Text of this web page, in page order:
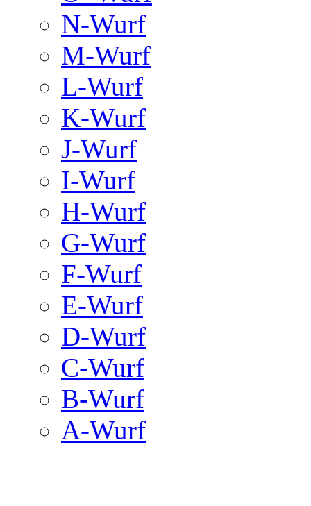
N-Wurf
M-Wurf
L-Wurf
K-Wurf
J-Wurf
I-Wurf
H-Wurf
G-Wurf
F-Wurf
E-Wurf
D-Wurf
C-Wurf
B-Wurf
A-Wurf